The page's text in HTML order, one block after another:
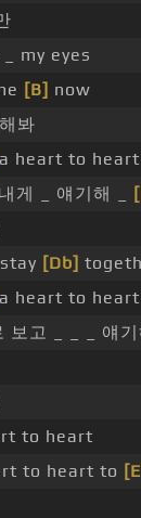
my eyes
[B] now
봐
a heart to
게 _ 얘기해 _
[Db]
a heart to
보고 _ _ _ 얘기
to heart
to heart to